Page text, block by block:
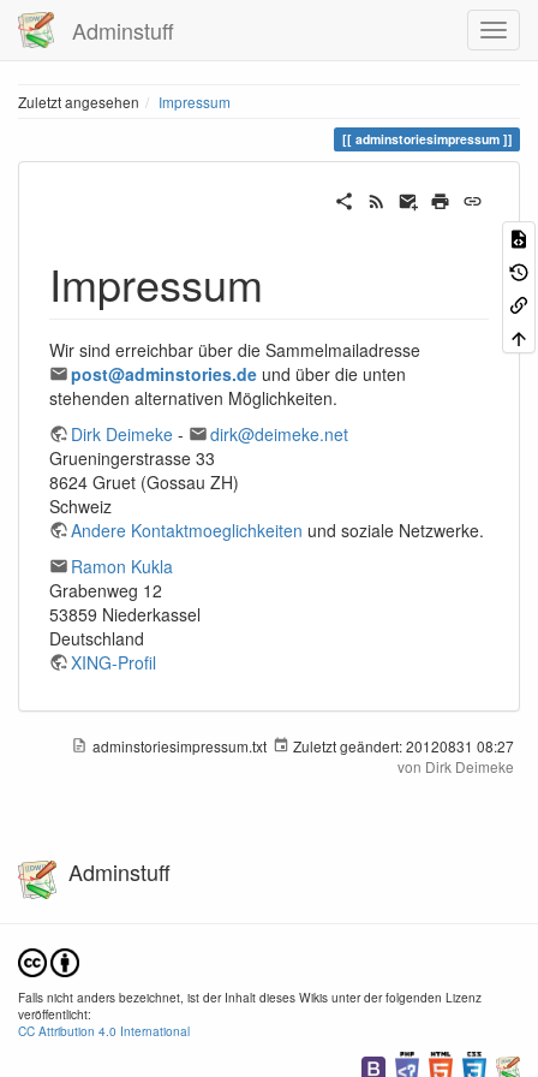
Adminstuff
Zuletzt angesehen Impressum
adminstoriesimpressum
Impressum
Wir sind erreichbar über die Sammelmailadresse
post@adminstories.de und über die unten
stehenden alternativen Möglichkeiten.
Dirk Deimeke -
dirk@deimeke.net
Grueningerstrasse 33
8624 Gruet (Gossau ZH)
Schweiz
Andere Kontaktmoeglichkeiten und soziale Netzwerke.
Ramon Kukla
Grabenweg 12
53859 Niederkassel
Deutschland
XING-Profil
adminstoriesimpressum.txt Zuletzt geändert:20120831 08:27
von Dirk Deimeke
Adminstuff
Falls nicht anders bezeichnet, ist der Inhalt dieses Wikis unter der folgenden Lizenz
veröffentlicht:
CC Attribution 4.0 International